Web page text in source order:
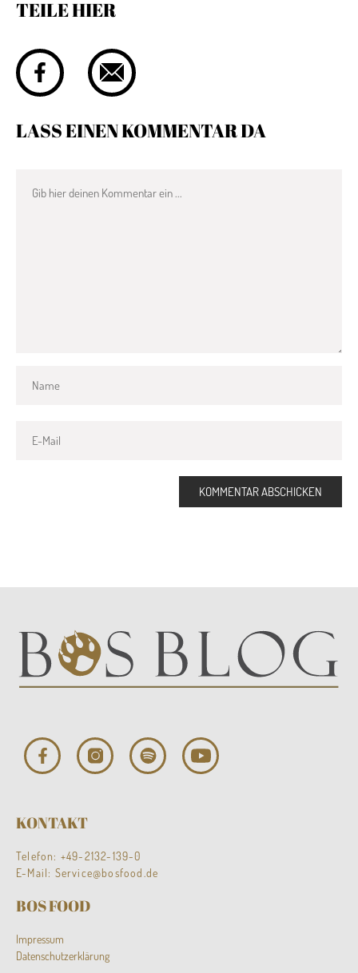
LASS EINEN KOMMENTAR DA
TEILE HIER
KONTAKT
Telefon: +49-2132-139-0
E-Mail: Service@bosfood.de
BOS FOOD
Impressum
Datenschutzerklärung